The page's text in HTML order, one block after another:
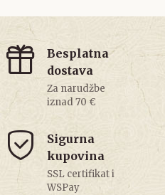
Besplatna
dostava
Za narudžbe
iznad 70 €
Sigurna
kupovina
SSL certifikat i
WSPay